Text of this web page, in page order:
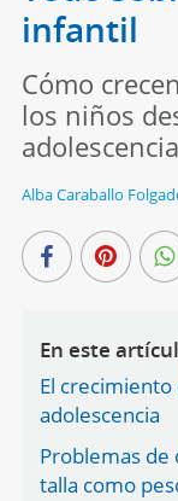
infantil
Cómo
los niños
adolescencia
Alba Caraballo
En este
El
adolescencia
Problemas
talla como